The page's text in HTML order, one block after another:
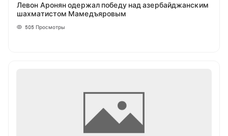
Левон Аронян одержал победу над азербайджанским
шахматистом Мамедъяровым
505 Просмотры